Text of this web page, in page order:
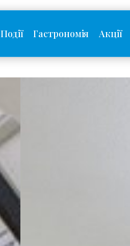
Події Гастрономія Акції